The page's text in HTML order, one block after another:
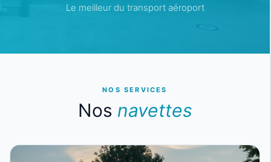
Le meilleur du transport aéroport
NOS SERVICES
Nos navettes